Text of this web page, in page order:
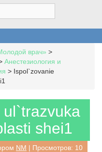
врач» >
Анестезиология и
> Ispol`zovanie
shei1
NM | Просмотров: 10